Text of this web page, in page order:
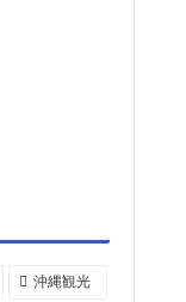
沖縄観光